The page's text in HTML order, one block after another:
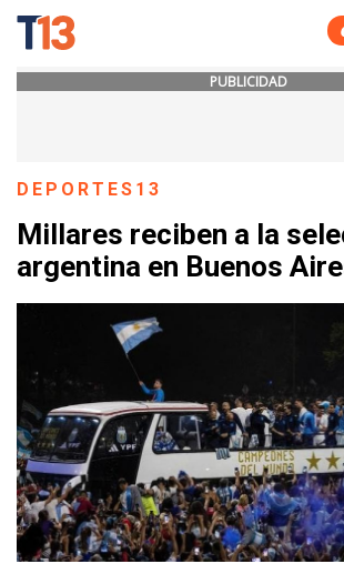
PUBLICIDAD
DEPORTES13
Millares reciben a la
argentina en Buenos